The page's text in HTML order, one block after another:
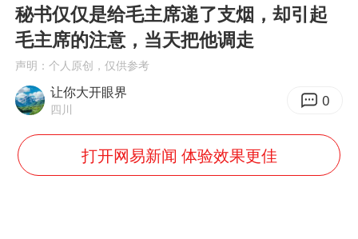
秘书仅仅是给毛主席递了支烟，却引起
毛主席的注意，当天把他调走
声明：个人原创，仅供参考
让你大开眼界
四川 0
打开网易新闻 体验效果更佳